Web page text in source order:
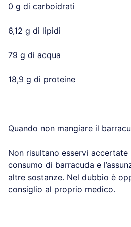
0 g di carboidrati
6,12 g di lipidi
79 g di acqua
18,9 g di proteine
Quando non mangiare il
Non risultano esservi
consumo di barracuda e
altre sostanze. Nel dubbio è
consiglio al proprio medico.